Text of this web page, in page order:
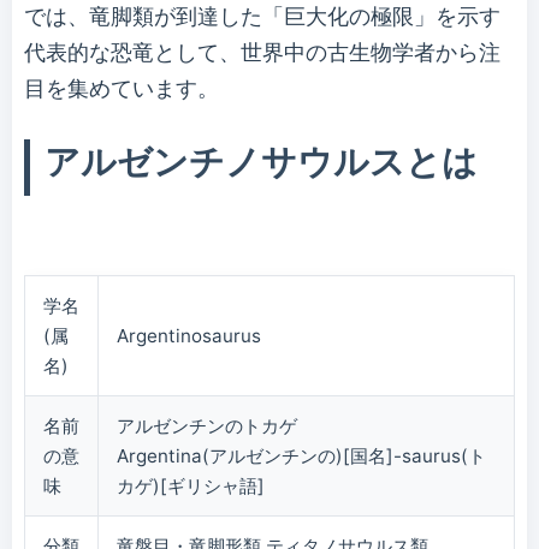
では、竜脚類が到達した「巨大化の極限」を示す
代表的な恐竜として、世界中の古生物学者から注
目を集めています。
アルゼンチノサウルスとは
学名
(属
名)
Argentinosaurus
名前
の意
味
アルゼンチンのトカゲ
Argentina(アルゼンチンの)[国名]-saurus(ト
カゲ)[ギリシャ語]